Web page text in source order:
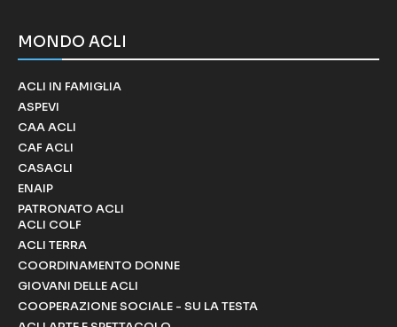
MONDO ACLI
ACLI IN FAMIGLIA
ASPEVI
CAA ACLI
CAF ACLI
CASACLI
ENAIP
PATRONATO ACLI
ACLI COLF
ACLI TERRA
COORDINAMENTO DONNE
GIOVANI DELLE ACLI
COOPERAZIONE SOCIALE - SU LA TESTA